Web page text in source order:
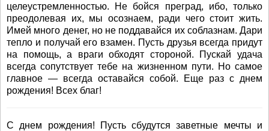
целеустремленностью. Не бойся преград, ибо, только
преодолевая их, мы осознаем, ради чего стоит жить.
Имей много денег, но не поддавайся их соблазнам. Дари
тепло и получай его взамен. Пусть друзья всегда придут
на помощь, а враги обходят стороной. Пускай удача
всегда сопутствует тебе на жизненном пути. Но самое
главное — всегда оставайся собой. Еще раз с днем
рождения! Всех благ!
С днем рождения! Пусть сбудутся заветные мечты и